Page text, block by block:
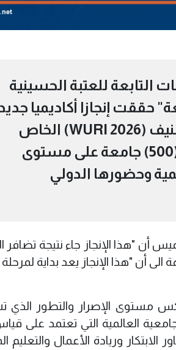
التابعة للعتبة الحسينية
حققت إنجازا أكاديميا
بعد حصولها على المرتبة (296) عالميا ضمن تصنيف (WURI 2026) الخاص
بالابتكار الجامعي، لتسجل حضورها بين أفضل (500) جامعة على مستوى
وحضورها الدولي
أن "هذا الإنجاز جاء نتيجة تضافر
أن "هذا الإنجاز يعد بداية
مستوى الإصرار والتطور الذي
العالمية التي تعتمد على
وريادة الأعمال والتعليم